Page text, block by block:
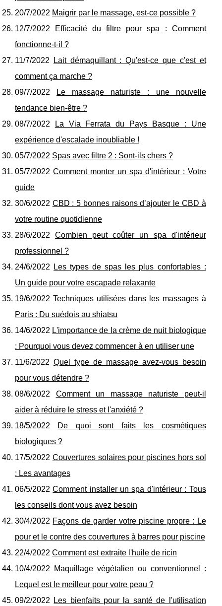
20/7/2022 Maigrir par le massage, est-ce possible ?
12/7/2022
Efficacité du filtre pour spa : Comment
fonctionne-t-il ?
11/7/2022
Lait démaquillant : Qu'est-ce que c'est et
comment ça marche ?
09/7/2022
Le massage naturiste : une nouvelle
tendance bien-être ?
08/7/2022
La Via Ferrata du Pays Basque : Une
expérience d'escalade inoubliable !
05/7/2022 Spas avec filtre 2 : Sont-ils chers ?
05/7/2022 Comment monter un spa d'intérieur : Votre
guide
30/6/2022 CBD : 5 bonnes raisons d’ajouter le CBD à
votre routine quotidienne
28/6/2022Combien peut coûter un spa d'intérieur
professionnel ?
24/6/2022
Les types de spas les plus confortables :
Un guide pour votre escapade relaxante
19/6/2022 Techniques utilisées dans les massages à
Paris : Du suédois au shiatsu
14/6/2022 L'importance de la crème de nuit biologique
: Pourquoi vous devez commencer à en utiliser une
11/6/2022 Quel type de massage avez-vous besoin
pour vous détendre ?
08/6/2022 Comment un massage naturiste peut-il
aider à réduire le stress et l'anxiété ?
18/5/2022 De quoi sont faits les cosmétiques
biologiques ?
17/5/2022 Couvertures solaires pour piscines hors sol
: Les avantages
06/5/2022Comment installer un spa d'intérieur : Tous
les conseils dont vous avez besoin
30/4/2022 Façons de garder votre piscine propre : Le
pour et le contre des couvertures à barres pour piscine
22/4/2022 Comment est extraite l'huile de ricin
10/4/2022
Maquillage végétalien ou conventionnel :
Lequel est le meilleur pour votre peau ?
09/2/2022
Les bienfaits pour la santé de l'utilisation